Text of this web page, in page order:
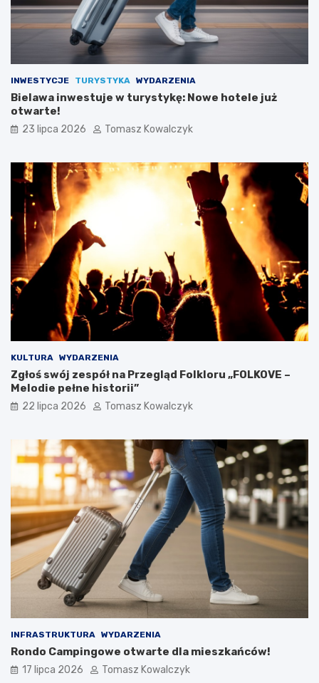
INWESTYCJE TURYSTYKA WYDARZENIA
Bielawa inwestuje w turystykę: Nowe hotele już
otwarte!
23 lipca 2026 Tomasz Kowalczyk
KULTURA WYDARZENIA
Zgłoś swój zespół na Przegląd Folkloru „FOLKOVE –
Melodie pełne historii”
22 lipca 2026 Tomasz Kowalczyk
INFRASTRUKTURA WYDARZENIA
Rondo Campingowe otwarte dla mieszkańców!
17 lipca 2026 Tomasz Kowalczyk